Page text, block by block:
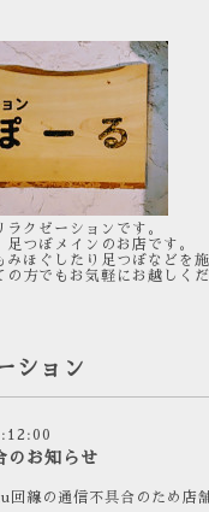
クゼーションです。
足つぼメインのお店です。
みほぐしたり足つぼなどを施
の方でもお気軽にお越しくだ
ション
のお知らせ
回線の通信不具合のため店